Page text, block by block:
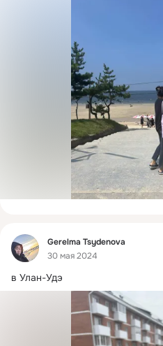
Фид
Gerelma Tsydenova
30 мая 2024
в Улан-Удэ